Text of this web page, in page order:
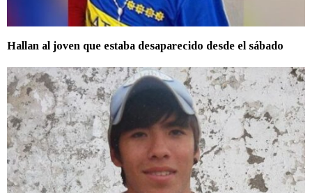
Hallan al joven que estaba desaparecido desde el sábado